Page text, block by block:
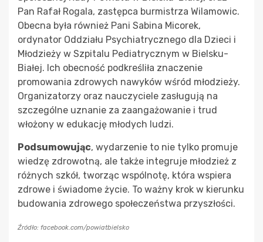
Pan Rafał Rogala, zastępca burmistrza Wilamowic.
Obecna była również Pani Sabina Micorek,
ordynator Oddziału Psychiatrycznego dla Dzieci i
Młodzieży w Szpitalu Pediatrycznym w Bielsku-
Białej. Ich obecność podkreśliła znaczenie
promowania zdrowych nawyków wśród młodzieży.
Organizatorzy oraz nauczyciele zasługują na
szczególne uznanie za zaangażowanie i trud
włożony w edukację młodych ludzi.
Podsumowując, wydarzenie to nie tylko promuje
wiedzę zdrowotną, ale także integruje młodzież z
różnych szkół, tworząc wspólnotę, która wspiera
zdrowe i świadome życie. To ważny krok w kierunku
budowania zdrowego społeczeństwa przyszłości.
Źródło: facebook.com/powiatbielsko